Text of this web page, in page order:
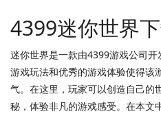
4399迷你世界
迷你世界是一款由4399游戏公司
游戏玩法和优秀的游戏体验使得该
气。在这里，玩家可以创造自己的
秘，体验非凡的游戏感受。在本文